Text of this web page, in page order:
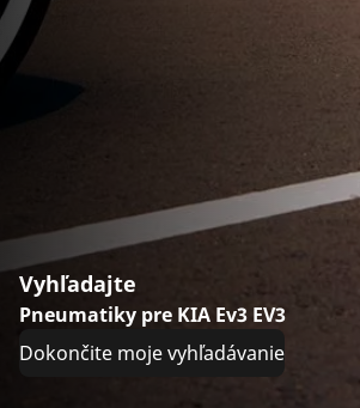
Vyhľadajte
Pneumatiky pre KIA Ev3 EV3
Dokončite moje vyhľadávanie